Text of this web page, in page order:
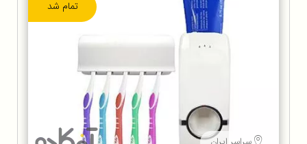
تمام شد